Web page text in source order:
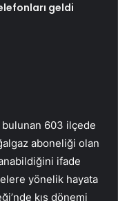
geldi
bulunan 603 ilçede
aboneliği olan
ifade
yönelik hayata
kış dönemi